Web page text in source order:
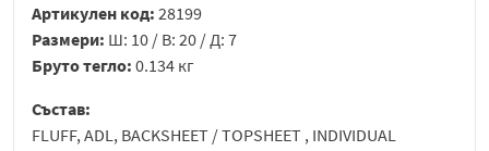
Артикулен код: 28199
Размери: Ш: 10 / В: 20 / Д: 7
Бруто тегло: 0.134 кг
Състав:
FLUFF, ADL, BACKSHEET / TOPSHEET , INDIVIDUAL